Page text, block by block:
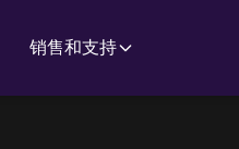
销售和支持